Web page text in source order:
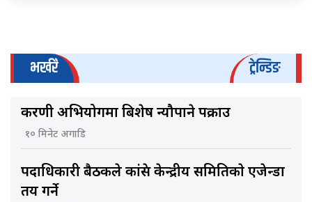
भर्खरै ट्रेन्डिङ
करणी अभियोगमा बिशेष न्यौपाने पक्राउ
१० मिनेट अगाडि
पदाधिकारी बैठकले कांग्रेस केन्द्रीय समितिकाे एजेन्डा
तय गर्ने